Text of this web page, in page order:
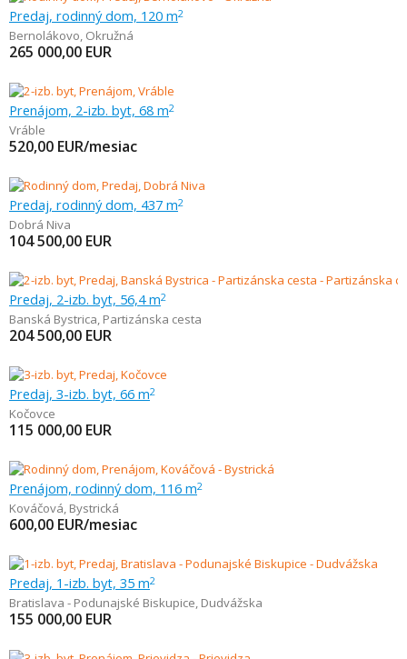
Predaj, rodinný dom, 120 m2
Bernolákovo, Okružná
265 000,00 EUR
Prenájom, 2-izb. byt, 68 m2
Vráble
520,00 EUR/mesiac
Predaj, rodinný dom, 437 m2
Dobrá Niva
104 500,00 EUR
Predaj, 2-izb. byt, 56,4 m2
Banská Bystrica, Partizánska cesta
204 500,00 EUR
Predaj, 3-izb. byt, 66 m2
Kočovce
115 000,00 EUR
Prenájom, rodinný dom, 116 m2
Kováčová, Bystrická
600,00 EUR/mesiac
Predaj, 1-izb. byt, 35 m2
Bratislava - Podunajské Biskupice, Dudvážska
155 000,00 EUR